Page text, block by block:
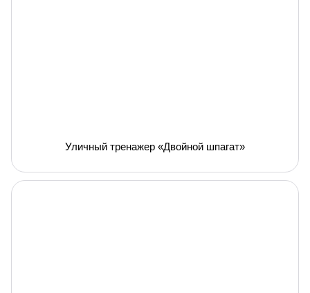
Уличный тренажер «Двойной шпагат»